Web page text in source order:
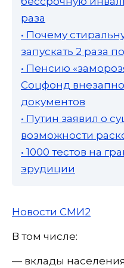
раза
• Почему
запускать 2 раза
• Пенсию
Соцфонд
документов
• Путин заявил о
возможности
• 1000 тестов на
эрудиции
Новости СМИ2
В том числе:
— вклады